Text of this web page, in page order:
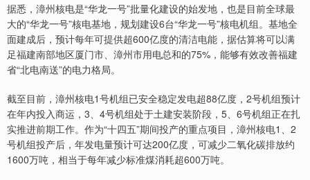
据悉，漳州核电是“华龙一号”批量化建设的始发地，也是目前全球最
大的“华龙一号”核电基地，规划建设6台“华龙一号”核电机组。基地全
面建成后，预计每年可提供超600亿度的清洁电能，据估算将可以满
足福建南部地区厦门市、漳州市用电总和的75%，能够有效改善福建
省“北电南送”的电力格局。
截至目前，漳州核电1号机组已安全稳定发电超88亿度，2号机组预计
在年内投入商运，3、4号机组处于土建安装阶段，5、6号机组正在扎
实推进前期工作。作为“十四五”期间投产的重点项目，漳州核电1、2
号机组投产后，年发电量预计可达200亿度，可减少二氧化碳排放约
1600万吨，相当于每年减少标准煤消耗超600万吨。